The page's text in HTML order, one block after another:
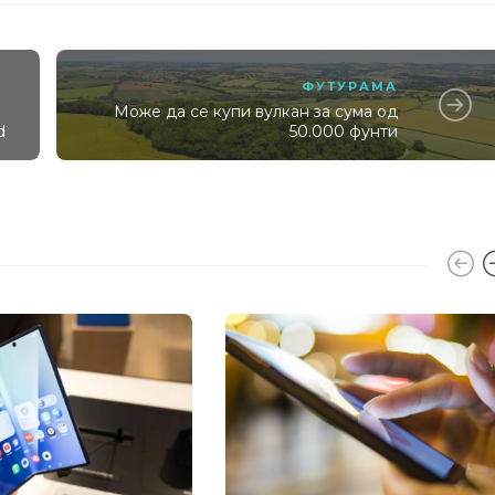
ФУТУРАМА
Може да се купи вулкан за сума од
50.000 фунти